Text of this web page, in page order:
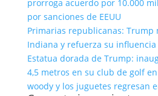
prorroga acuerdo por 10.000
por sanciones de EEUU
Primarias republicanas: Trump
Indiana y refuerza su
Estatua dorada de Trump:
4,5 metros en su club de golf
woody y los juguetes regresan